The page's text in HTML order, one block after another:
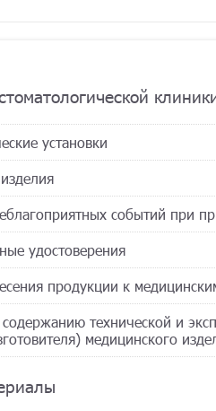
установки
событий при
удостоверения
продукции к
технической и
медицинского